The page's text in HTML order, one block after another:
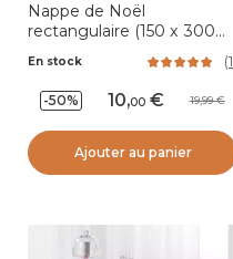
Nappe de Noël
rectangulaire (150 x 300
cm) Constellation Blanc et
doré
En stock (1
-50% 10,00 19,99
Ajouter au panier